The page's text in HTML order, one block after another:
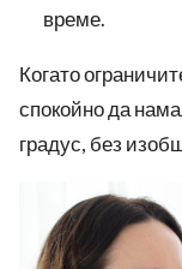
време.
Когато
спокойно да
градус, без